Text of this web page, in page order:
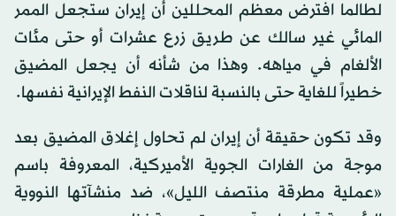
لطالما افترض معظم المحللين أن إيران ستجعل الممر
المائي غير سالك عن طريق زرع عشرات أو حتى مئات
الألغام في مياهه. وهذا من شأنه أن يجعل المضيق
خطيراً للغاية حتى بالنسبة لناقلات النفط الإيرانية نفسها.
وقد تكون حقيقة أن إيران لم تحاول إغلاق المضيق بعد
موجة من الغارات الجوية الأميركية، المعروفة باسم
«عملية مطرقة منتصف الليل»، ضد منشآتها النووية